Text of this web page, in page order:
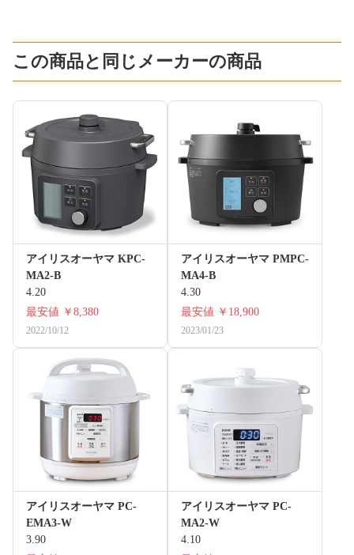
この商品と同じメーカーの商品
アイリスオーヤマ KPC-
MA2-B
4.20
最安値 ￥8,380
2022/10/12
アイリスオーヤマ PMPC-
MA4-B
4.30
最安値 ￥18,900
2023/01/23
アイリスオーヤマ PC-
EMA3-W
3.90
アイリスオーヤマ PC-
MA2-W
4.10